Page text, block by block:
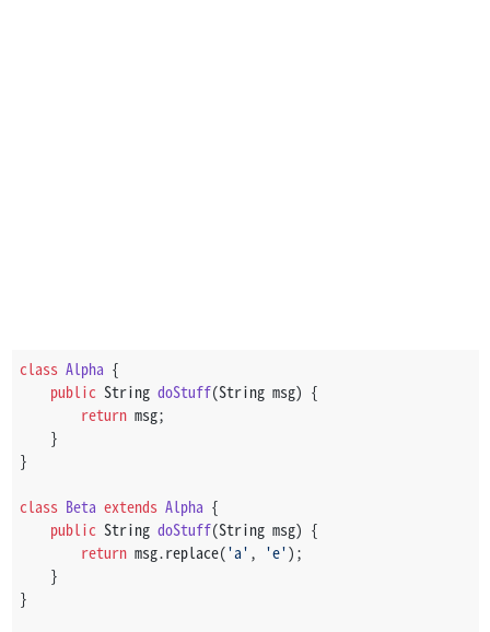
class Alpha {
public String doStuff(String msg) {
return msg;
    }
}
class Beta extends Alpha {
public String doStuff(String msg) {
return msg.replace('a' , 'e');
    }
}